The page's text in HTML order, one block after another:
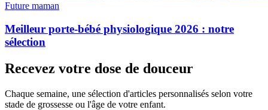
Future maman
Meilleur porte-bébé physiologique 2026 : notre
sélection
Recevez votre dose de douceur
Chaque semaine, une sélection d'articles personnalisés selon votre
stade de grossesse ou l'âge de votre enfant.